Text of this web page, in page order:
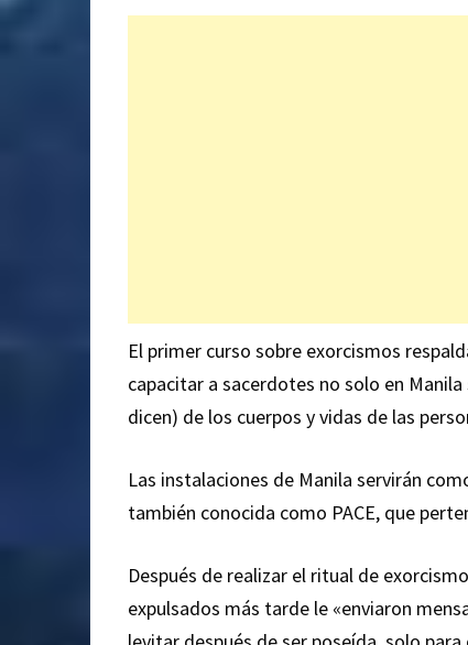
El primer curso sobre exorcismos
capacitar a sacerdotes no solo en
dicen) de los cuerpos y vidas de las
Las instalaciones de Manila servirán
también conocida como PACE, que
Después de realizar el ritual de
expulsados ​​más tarde le «enviaron